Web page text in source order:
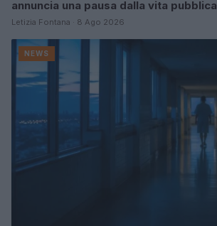
annuncia una pausa dalla vita pubblica
Letizia Fontana · 8 Ago 2026
NEWS